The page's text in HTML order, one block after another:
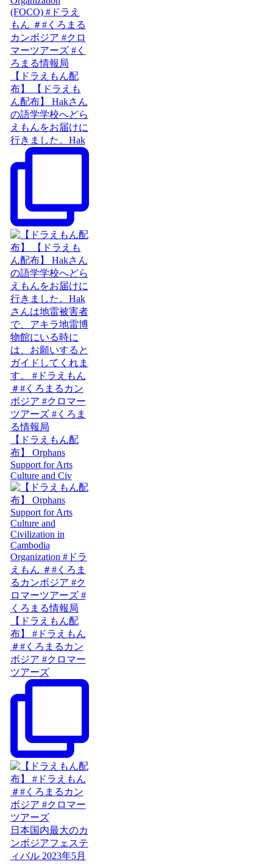
【ドラえもん配
布】 【ドラえも
ん配布】 Hakさん
の語学学校へどら
えもんをお届けに
行きました。Hak
【ドラえもん配
布】 Orphans
Support for Arts
Culture and Civ
【ドラえもん配
布】 #ドラえもん
＃#くろまるカン
ボジア #クロマー
ツアーズ
日本国内最大のカ
ンボジアフェステ
ィバル 2023年5月